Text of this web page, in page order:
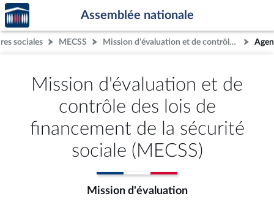
Aller au contenu
Aller en bas de la page
Accèder
à la
page
d'accueil
Assemblée nationale
sociales MECSS Mission d'évaluation et de contrôle des lois de financement de la sécurité sociale (MECSS)
Mission d'évaluation et de
contrôle des lois de
financement de la sécurité
sociale (MECSS)
Mission d'évaluation